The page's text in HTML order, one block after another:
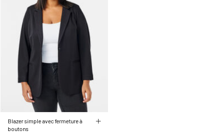
Blazer simple avec fermeture à
boutons